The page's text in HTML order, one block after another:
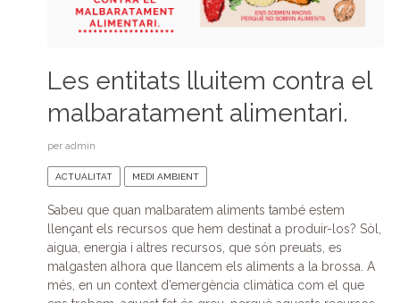
Les entitats lluitem contra el
malbaratament alimentari.
per admin
ACTUALITAT MEDI AMBIENT
Sabeu que quan malbaratem aliments també estem
llençant els recursos que hem destinat a produir-los? Sòl,
aigua, energia i altres recursos, que són preuats, es
malgasten alhora que llancem els aliments a la brossa. A
més, en un context d’emergència climàtica com el que